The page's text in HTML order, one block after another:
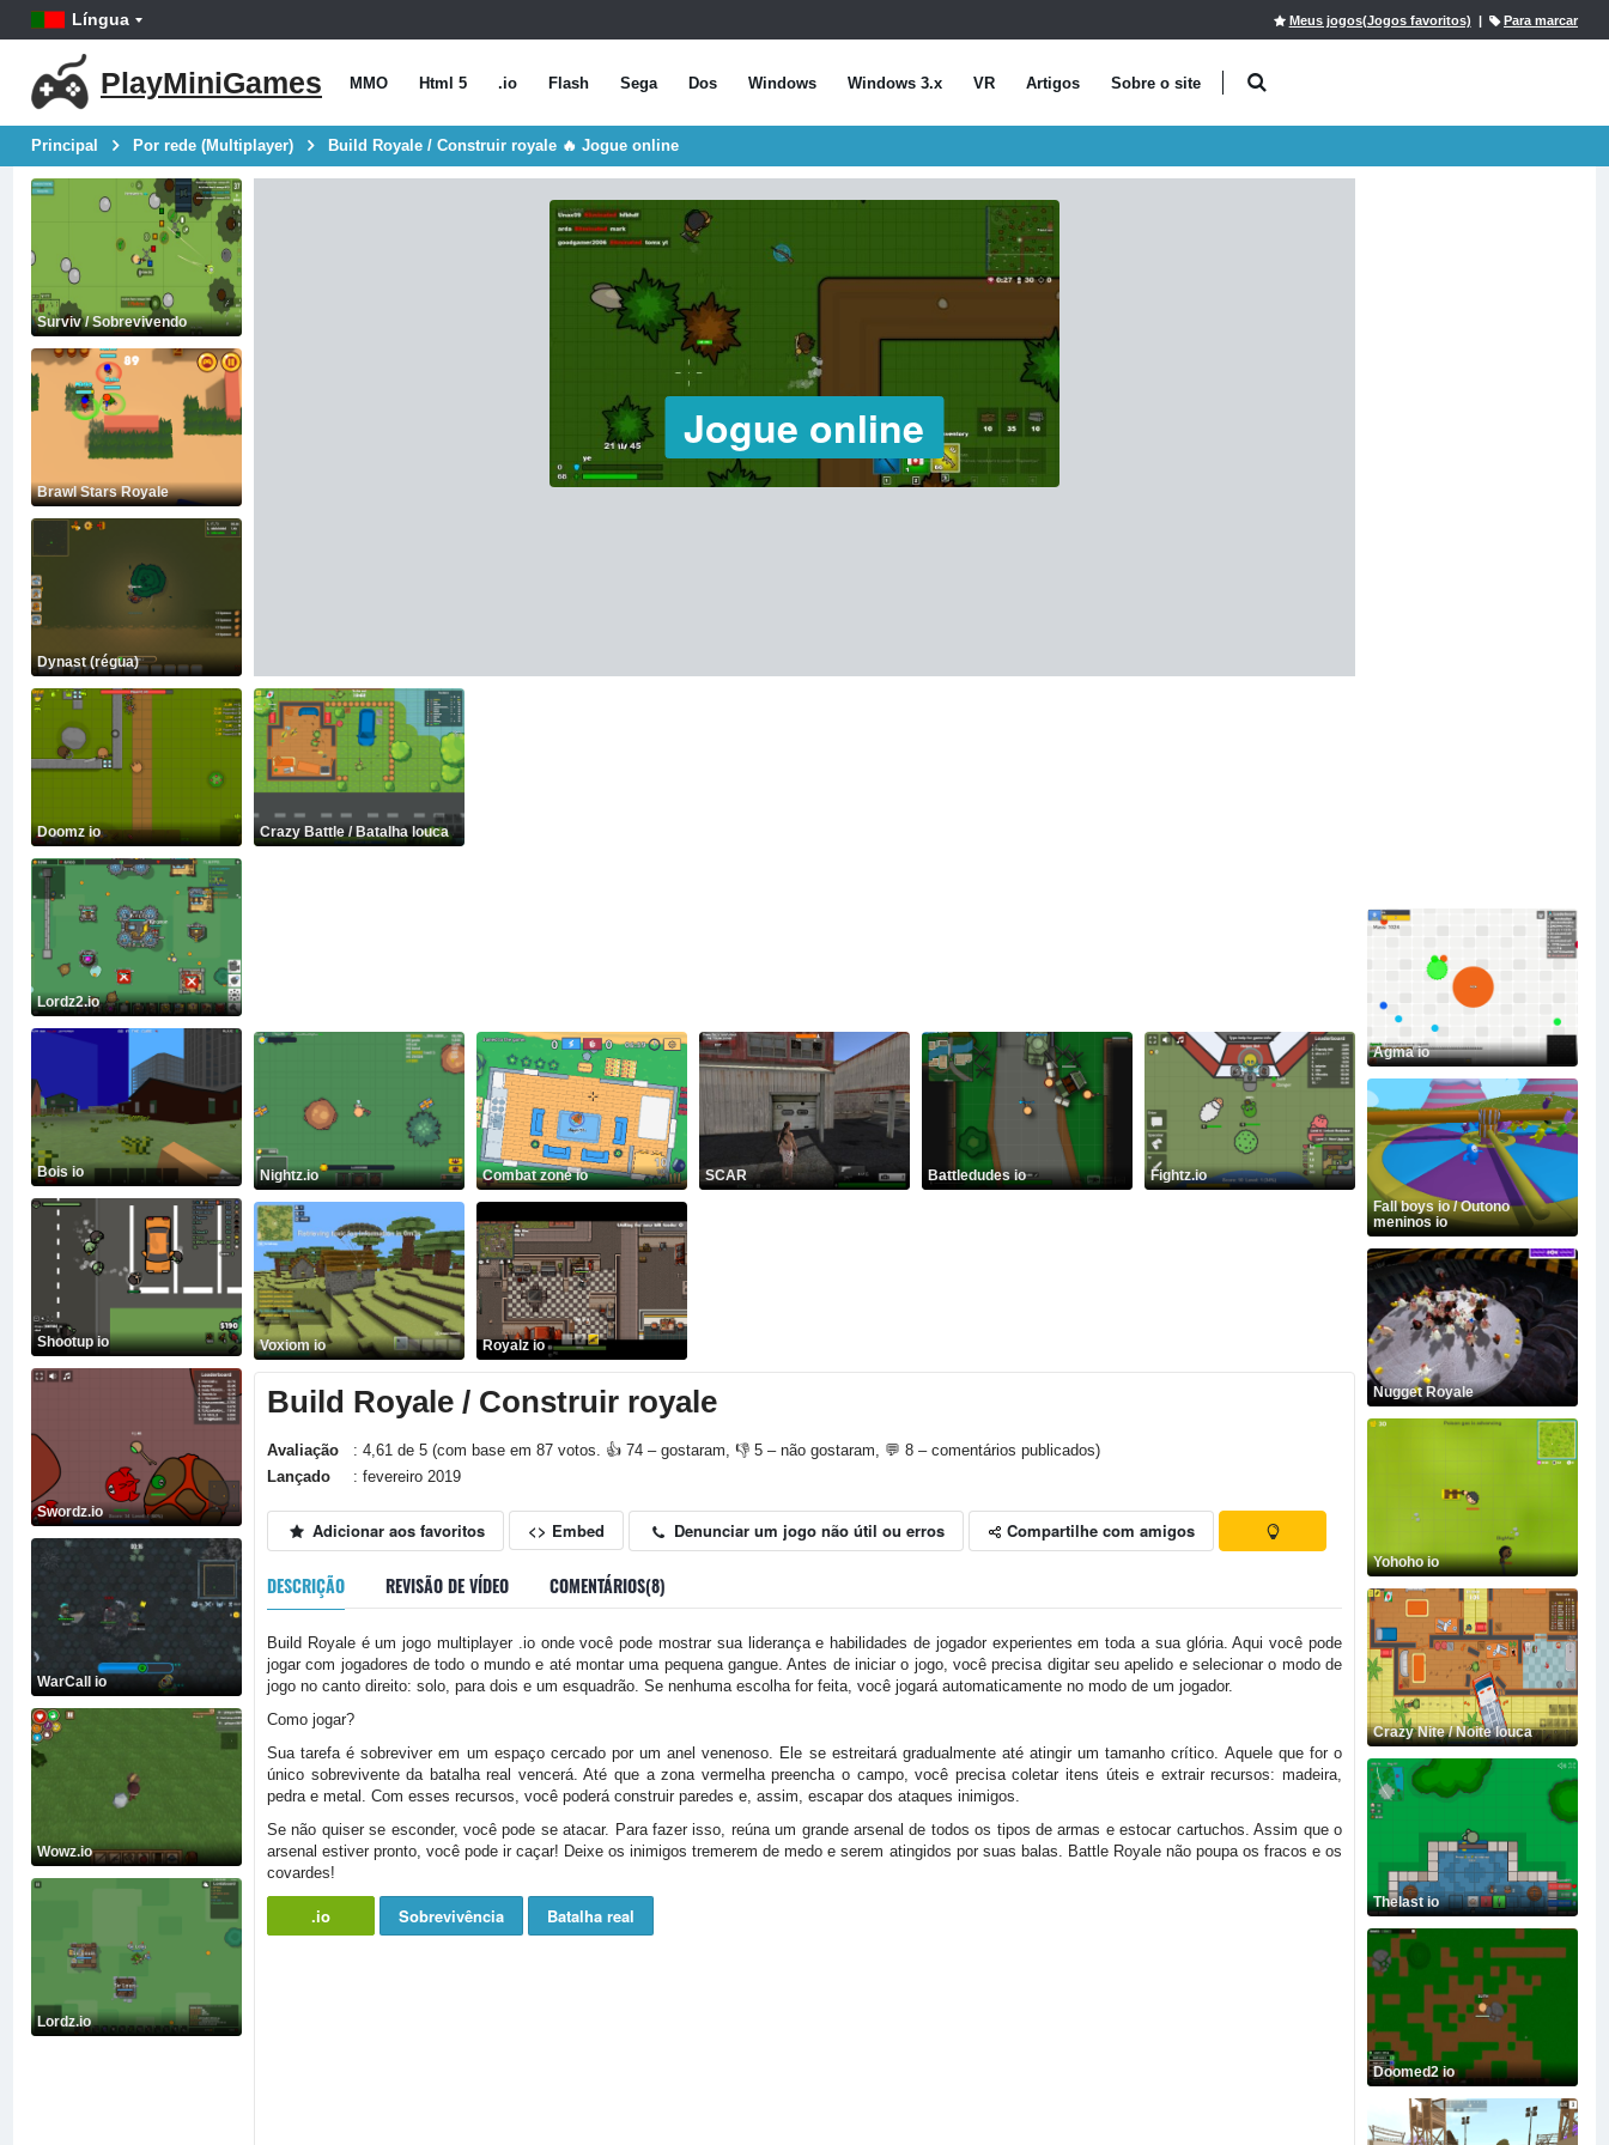
Língua Meus jogos(Jogos favoritos) | Para marcar
PlayMiniGames MMO Html 5 .io Flash Sega Dos Windows Windows 3.x VR Artigos Sobre o site
Principal Por rede (Multiplayer) Build Royale / Construir royale 🔥 Jogue online
Surviv / Sobrevivendo
Brawl Stars Royale
Dynast (régua)
Doomz io
Lordz2.io
Bois io
Shootup io
Swordz.io
WarCall io
Wowz.io
Lordz.io
Jogue online
Crazy Battle / Batalha louca
Nightz.io Combat zone io SCAR Battledudes io Fightz.io
Voxiom io Royalz io
Build Royale / Construir royale
Avaliação
: 4,61 de 5 (com base em 87 votos. 👍 74 – gostaram, 👎 5 – não gostaram, 💬 8 – comentários publicados)
Lançado
: fevereiro 2019
Adicionar aos favoritos <> Embed Denunciar um jogo não útil ou erros Compartilhe com amigos
DESCRIÇÃO REVISÃO DE VÍDEO COMENTÁRIOS(8)
Build Royale é um jogo multiplayer .io onde você pode mostrar sua liderança e habilidades de jogador experientes em toda a sua glória. Aqui você pode
jogar com jogadores de todo o mundo e até montar uma pequena gangue. Antes de iniciar o jogo, você precisa digitar seu apelido e selecionar o modo de
jogo no canto direito: solo, para dois e um esquadrão. Se nenhuma escolha for feita, você jogará automaticamente no modo de um jogador.
Como jogar?
Sua tarefa é sobreviver em um espaço cercado por um anel venenoso. Ele se estreitará gradualmente até atingir um tamanho crítico. Aquele que for o
único sobrevivente da batalha real vencerá. Até que a zona vermelha preencha o campo, você precisa coletar itens úteis e extrair recursos: madeira,
pedra e metal. Com esses recursos, você poderá construir paredes e, assim, escapar dos ataques inimigos.
Se não quiser se esconder, você pode se atacar. Para fazer isso, reúna um grande arsenal de todos os tipos de armas e estocar cartuchos. Assim que o
arsenal estiver pronto, você pode ir caçar! Deixe os inimigos tremerem de medo e serem atingidos por suas balas. Battle Royale não poupa os fracos e os
covardes!
.io Sobrevivência Batalha real
Agma io
Fall boys io / Outono
meninos io
Nugget Royale
Yohoho io
Crazy Nite / Noite louca
Thelast io
Doomed2 io